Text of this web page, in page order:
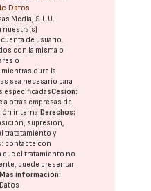
Datos
Media, S.L.U.
nuestra(s)
de usuario.
con la misma o
o
mientras dure la
sea necesario para
especificadasCesión:
a otras empresas del
interna. Derechos:
supresión,
tratatamiento y
contacte con
que el tratamiento no
puede presentar
Más información: